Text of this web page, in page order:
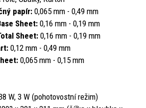
papír: 0,065 mm - 0,49 mm
Sheet: 0,16 mm - 0,19 mm
Sheet: 0,16 mm - 0,19 mm
0,12 mm - 0,49 mm
0,065 mm - 0,15 mm
W, 3 W (pohotovostní režim)